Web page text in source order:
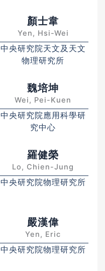
顏士韋
Yen, Hsi-Wei
中央研究院天文及天文
物理研究所
魏培坤
Wei, Pei-Kuen
中央研究院應用科學研
究中心
羅健榮
Lo, Chien-Jung
中央研究院物理研究所
嚴漢偉
Yen, Eric
中央研究院物理研究所